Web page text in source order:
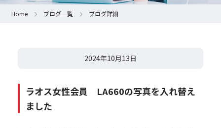
Home ブログ一覧 ブログ詳細
2024年10月13日
ラオス女性会員 LA660の写真を入れ替え
ました